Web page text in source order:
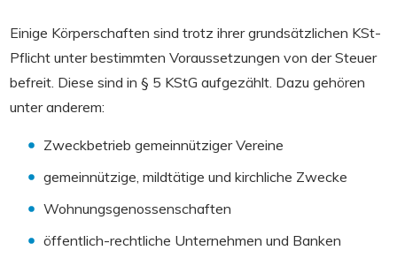
Einige Körperschaften sind trotz ihrer grundsätzlichen KSt-
Pflicht unter bestimmten Voraussetzungen von der Steuer
befreit. Diese sind in § 5 KStG aufgezählt. Dazu gehören
unter anderem:
Zweckbetrieb gemeinnütziger Vereine
gemeinnützige, mildtätige und kirchliche Zwecke
Wohnungsgenossenschaften
öffentlich-rechtliche Unternehmen und Banken